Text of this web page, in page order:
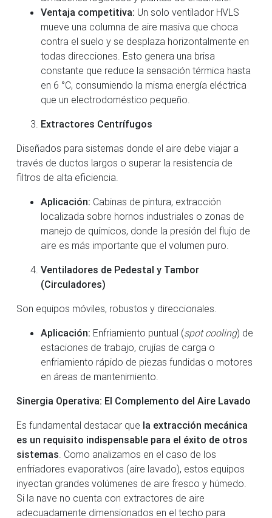
Ventaja competitiva: Un solo ventilador HVLS
mueve una columna de aire masiva que choca
contra el suelo y se desplaza horizontalmente en
todas direcciones. Esto genera una brisa
constante que reduce la sensación térmica hasta
en 6 °C, consumiendo la misma energía eléctrica
que un electrodoméstico pequeño.
Extractores Centrífugos
Diseñados para sistemas donde el aire debe viajar a
través de ductos largos o superar la resistencia de
filtros de alta eficiencia.
Aplicación: Cabinas de pintura, extracción
localizada sobre hornos industriales o zonas de
manejo de químicos, donde la presión del flujo de
aire es más importante que el volumen puro.
Ventiladores de Pedestal y Tambor
(Circuladores)
Son equipos móviles, robustos y direccionales.
Aplicación: Enfriamiento puntual (spot cooling) de
estaciones de trabajo, crujías de carga o
enfriamiento rápido de piezas fundidas o motores
en áreas de mantenimiento.
Sinergia Operativa: El Complemento del Aire Lavado
Es fundamental destacar que la extracción mecánica
es un requisito indispensable para el éxito de otros
sistemas . Como analizamos en el caso de los
enfriadores evaporativos (aire lavado), estos equipos
inyectan grandes volúmenes de aire fresco y húmedo.
Si la nave no cuenta con extractores de aire
adecuadamente dimensionados en el techo para